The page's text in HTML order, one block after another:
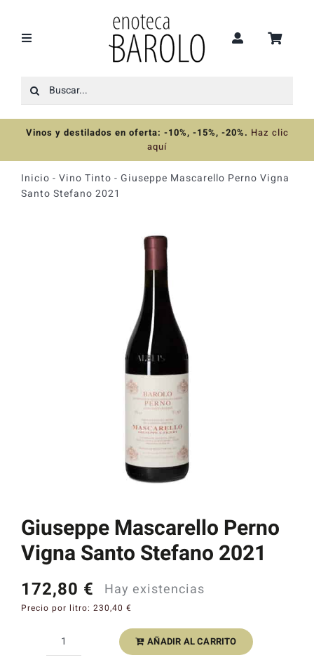
contenido
Toggle
Recomendaciones
Ofertas
Colecciones
Buscar:
Vinos y destilados en oferta: -10%, -15%, -20%. Haz clic
aquí
Inicio - Vino Tinto - Giuseppe Mascarello Perno Vigna
Santo Stefano 2021
Giuseppe Mascarello Perno
Vigna Santo Stefano 2021
172,80 € Hay existencias
Precio por litro: 230,40 €
Giuseppe
AÑADIR AL CARRITO